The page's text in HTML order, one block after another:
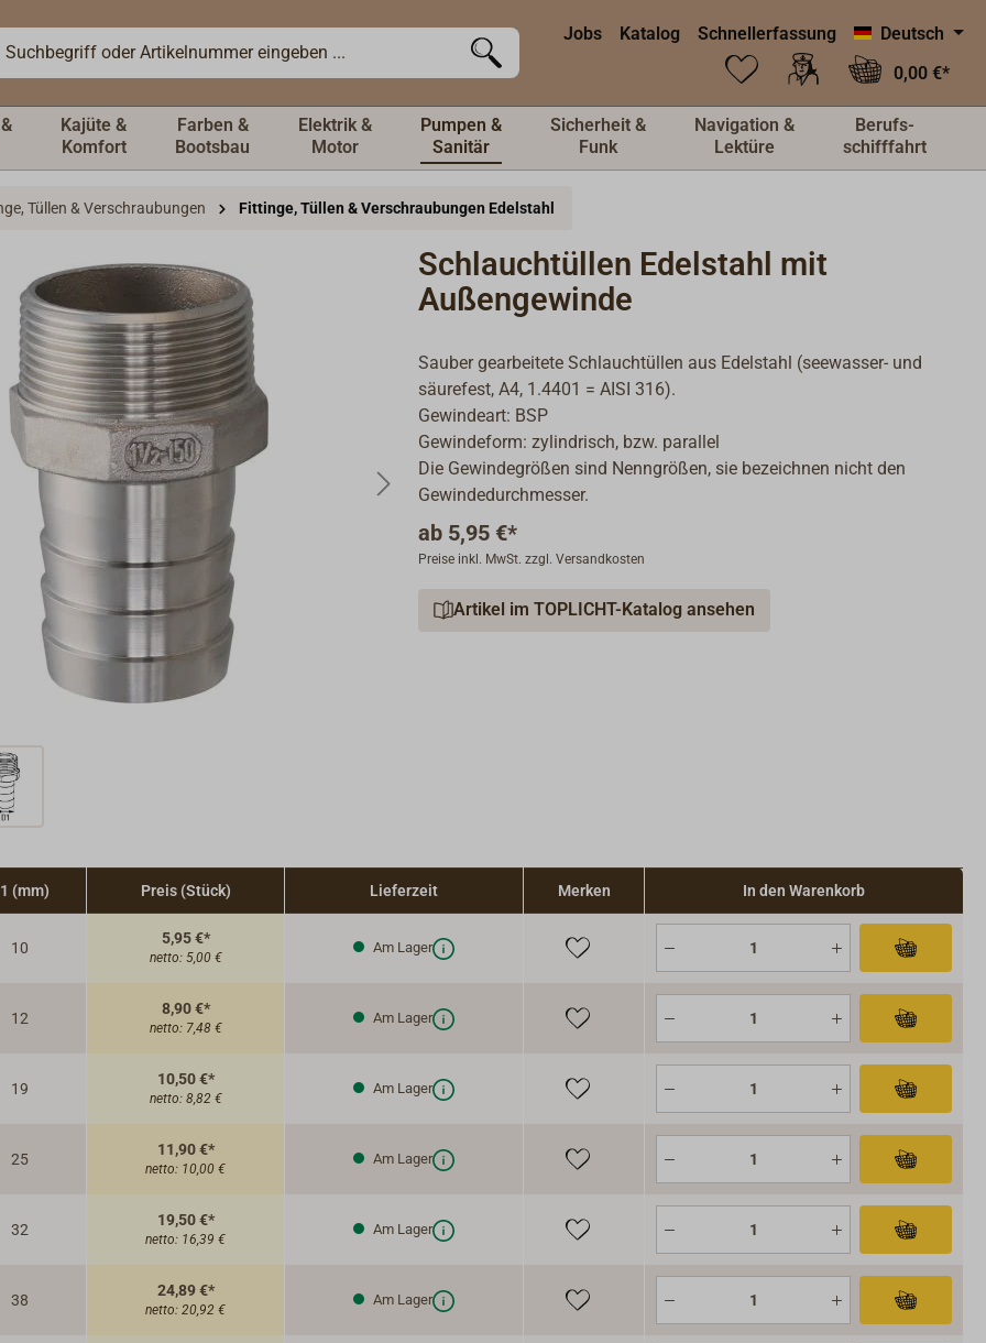
Jobs Katalog Schnellerfassung
Deutsch
0,00 €*
Kajüte &
Komfort
Farben &
Bootsbau
Elektrik &
Motor
Pumpen &
Sanitär
Sicherheit &
Funk
Navigation &
Lektüre
Berufs-
schifffahrt
Tüllen & Verschraubungen Fittinge, Tüllen & Verschraubungen Edelstahl
Schlauchtüllen Edelstahl mit
Außengewinde
Sauber gearbeitete Schlauchtüllen aus Edelstahl (seewasser- und
säurefest, A4, 1.4401 = AISI 316).
Gewindeart: BSP
Gewindeform: zylindrisch, bzw. parallel
Die Gewindegrößen sind Nenngrößen, sie bezeichnen nicht den
Gewindedurchmesser.
ab 5,95 €*
Preise inkl. MwSt. zzgl. Versandkosten
Artikel im TOPLICHT-Katalog ansehen
(mm) Preis (Stück) Lieferzeit Merken In den Warenkorb
10
5,95 €*
netto: 5,00 €
Am Lager
12
8,90 €*
netto: 7,48 €
Am Lager
19
10,50 €*
netto: 8,82 €
Am Lager
25
11,90 €*
netto: 10,00 €
Am Lager
32
19,50 €*
netto: 16,39 €
Am Lager
38
24,89 €*
netto: 20,92 €
Am Lager